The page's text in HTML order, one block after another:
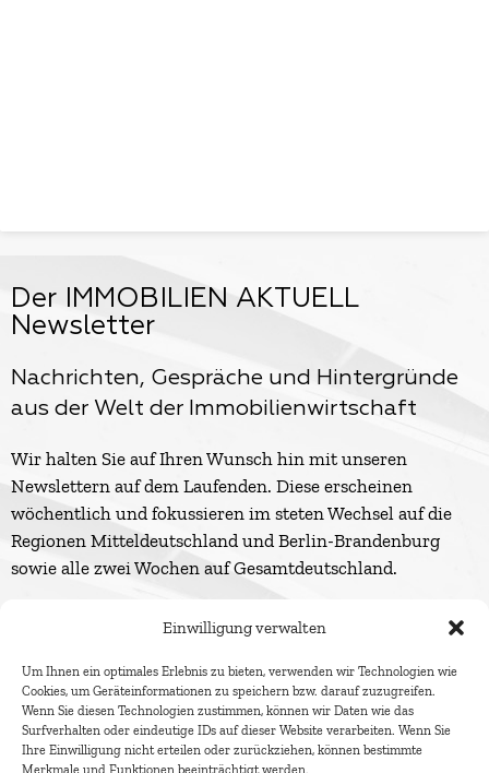
Einwilligung verwalten
Um Ihnen ein optimales Erlebnis zu bieten, verwenden wir Technologien wie
Cookies, um Geräteinformationen zu speichern bzw. darauf zuzugreifen.
Wenn Sie diesen Technologien zustimmen, können wir Daten wie das
Surfverhalten oder eindeutige IDs auf dieser Website verarbeiten. Wenn Sie
Ihre Einwilligung nicht erteilen oder zurückziehen, können bestimmte
Merkmale und Funktionen beeinträchtigt werden.
Der IMMOBILIEN AKTUELL
Newsletter
Nachrichten, Gespräche und Hintergründe
aus der Welt der Immobilienwirtschaft
Wir halten Sie auf Ihren Wunsch hin mit unseren
Newslettern auf dem Laufenden. Diese erscheinen
wöchentlich und fokussieren im steten Wechsel auf die
Regionen Mitteldeutschland und Berlin-Brandenburg
sowie alle zwei Wochen auf Gesamtdeutschland.